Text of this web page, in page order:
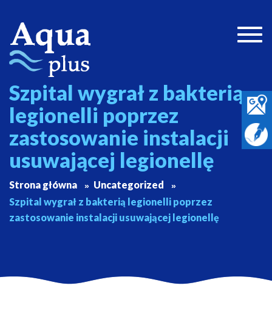
Szpital wygrał z bakterią
legionelli poprzez
zastosowanie instalacji
usuwającej legionellę
Strona główna
Uncategorized
Szpital wygrał z bakterią legionelli poprzez
zastosowanie instalacji usuwającej legionellę